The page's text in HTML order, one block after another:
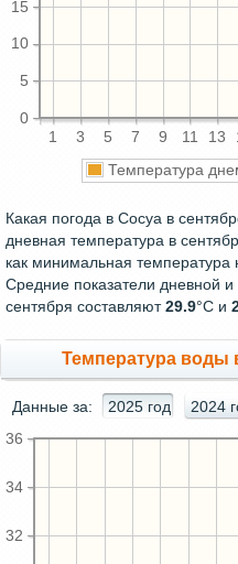
1 3 5 7 9 11 13
0
5
10
15
Температура
Какая погода в Сосуа в
дневная температура в
как минимальная температура
Средние показатели дневной
сентября составляют29.9°С и
Температура воды
Данные за: 2025 год 2024
32
34
36